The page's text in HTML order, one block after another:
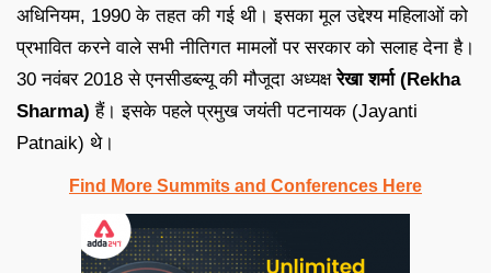
अधिनियम, 1990 के तहत की गई थी। इसका मूल उद्देश्य महिलाओं को
प्रभावित करने वाले सभी नीतिगत मामलों पर सरकार को सलाह देना है।
30 नवंबर 2018 से एनसीडब्ल्यू की मौजूदा अध्यक्षरेखा शर्मा (Rekha
Sharma) हैं। इसके पहले प्रमुख जयंती पटनायक (Jayanti
Patnaik) थे।
Find More Summits and Conferences Here